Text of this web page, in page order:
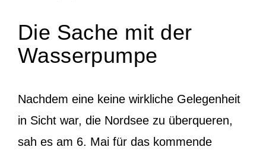
Die Sache mit der
Wasserpumpe
Nachdem eine keine wirkliche Gelegenheit
in Sicht war, die Nordsee zu überqueren,
sah es am 6. Mai für das kommende